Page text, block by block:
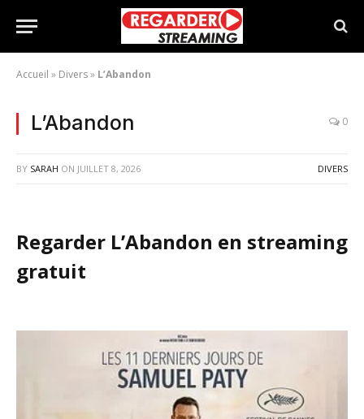
Accueil » Divers» L’Abandon
L’Abandon 0
BY SARAH ON JUILLET 8, 2026 DIVERS
Regarder L’Abandon en streaming
gratuit